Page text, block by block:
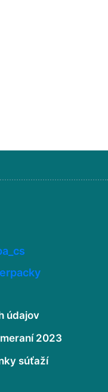
údajov
2023
súťaží